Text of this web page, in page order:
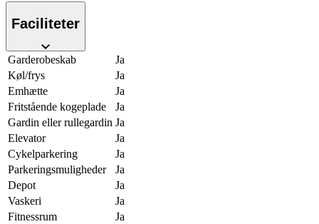
Faciliteter
Garderobeskab
Ja
Køl/frys
Ja
Emhætte
Ja
Fritstående kogeplade
Ja
Gardin eller rullegardin Ja
Elevator
Ja
Cykelparkering
Ja
Parkeringsmuligheder
Ja
Depot
Ja
Vaskeri
Ja
Fitnessrum
Ja